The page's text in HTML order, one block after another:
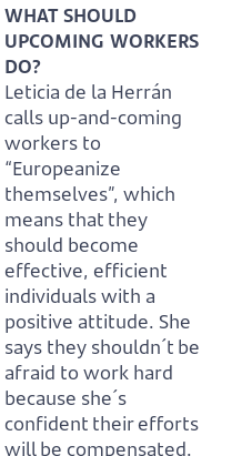
WHAT SHOULD
UPCOMING WORKERS
DO?
Leticia de la Herrán
calls up-and-coming
workers to
“Europeanize
themselves”, which
means that they
should become
effective, efficient
individuals with a
positive attitude. She
says they shouldn´t be
afraid to work hard
because she´s
confident their efforts
will be compensated.